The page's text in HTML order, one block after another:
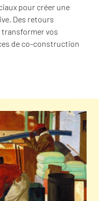
pour créer une
Des retours
vos
de co-construction